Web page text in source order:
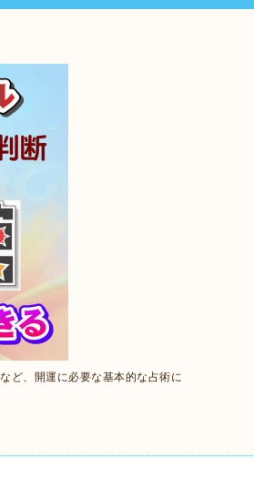
ど、開運に必要な基本的な占術に